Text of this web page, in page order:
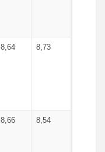
8,64 8,73
8,66 8,54